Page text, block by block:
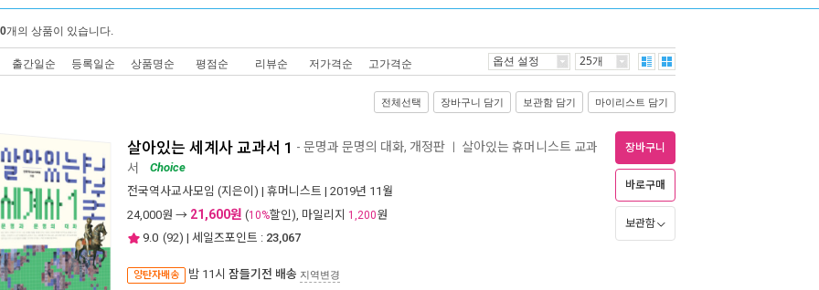
개의 상품이 있습니다.
출간일순 등록일순 상품명순 평점순 리뷰순 저가격순 고가격순 옵션 설정 25개
전체선택 장바구니 담기 보관함 담기 마이리스트 담기
살아있는 세계사 교과서 1 - 문명과 문명의 대화, 개정판 살아있는 휴머니스트 교과
서
Choice
전국역사교사모임 (지은이) | 휴머니스트 | 2019년 11월
24,000원 → 21,600원 (10%할인), 마일리지 1,200원
9.0 (92) | 세일즈포인트 : 23,067
양탄자배송 밤 11시 잠들기전 배송 지역변경
장바구니
바로구매
보관함